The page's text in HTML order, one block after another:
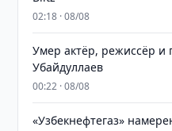
02:18 · 08/08
Умер актёр, режиссёр и
Убайдуллаев
00:22 · 08/08
«Узбекнефтегаз»